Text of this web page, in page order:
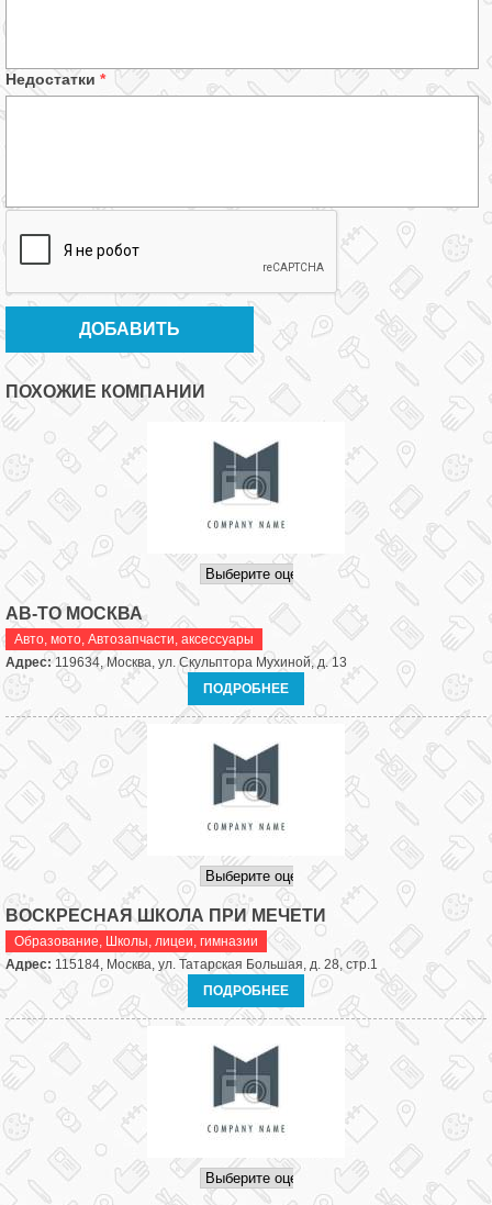
Недостатки *
ПОХОЖИЕ КОМПАНИИ
АВ-ТО МОСКВА
Авто, мото, Автозапчасти, аксессуары
Адрес:119634, Москва, ул. Скульптора Мухиной, д. 13
ПОДРОБНЕЕ
ВОСКРЕСНАЯ ШКОЛА ПРИ МЕЧЕТИ
Образование, Школы, лицеи, гимназии
Адрес: 115184, Москва, ул. Татарская Большая, д. 28, стр.1
ПОДРОБНЕЕ